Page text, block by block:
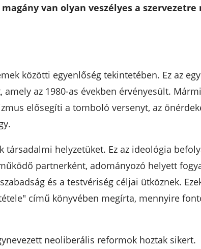
van olyan veszélyes a szervezetre
közötti egyenlőség tekintetében. Ez az
az 1980-as években érvényesült.
elősegíti a tomboló versenyt, az
helyzetüket. Ez az ideológia
partnerként, adományozó helyett
és a testvériség céljai ütköznek.
című könyvében megírta, mennyire
neoliberális reformok hoztak sikert.